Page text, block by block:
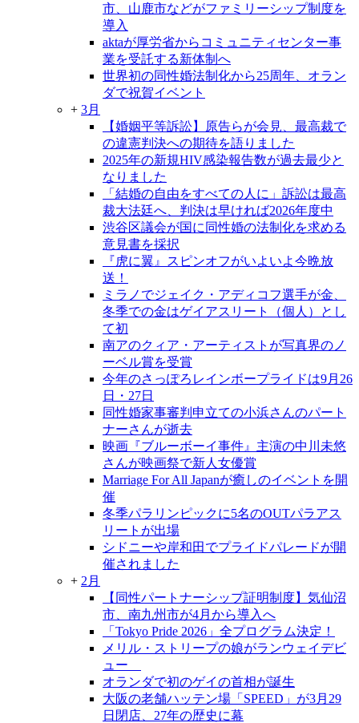
市、山鹿市などがファミリーシップ制度を
導入
aktaが厚労省からコミュニティセンター事
業を受託する新体制へ
世界初の同性婚法制化から25周年、オラン
ダで祝賀イベント
+ 3月
【婚姻平等訴訟】原告らが会見、最高裁で
の違憲判決への期待を語りました
2025年の新規HIV感染報告数が過去最少と
なりました
「結婚の自由をすべての人に」訴訟は最高
裁大法廷へ、判決は早ければ2026年度中
渋谷区議会が国に同性婚の法制化を求める
意見書を採択
『虎に翼』スピンオフがいよいよ今晩放
送！
ミラノでジェイク・アディコフ選手が金、
冬季での金はゲイアスリート（個人）とし
て初
南アのクィア・アーティストが写真界のノ
ーベル賞を受賞
今年のさっぽろレインボープライドは9月26
日・27日
同性婚家事審判申立ての小浜さんのパート
ナーさんが逝去
映画『ブルーボーイ事件』主演の中川未悠
さんが映画祭で新人女優賞
Marriage For All Japanが癒しのイベントを開
催
冬季パラリンピックに5名のOUTパラアス
リートが出場
シドニーや岸和田でプライドパレードが開
催されました
+ 2月
【同性パートナーシップ証明制度】気仙沼
市、南九州市が4月から導入へ
「Tokyo Pride 2026」全プログラム決定！
メリル・ストリープの娘がランウェイデビ
ュー
オランダで初のゲイの首相が誕生
大阪の老舗ハッテン場「SPEED」が3月29
日閉店、27年の歴史に幕